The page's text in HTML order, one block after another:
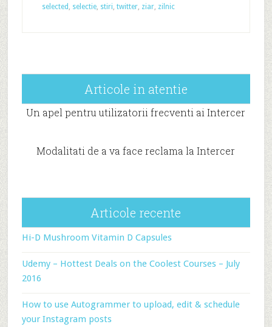
selected , selectie, stiri, twitter, ziar, zilnic
Articole in atentie
Un apel pentru utilizatorii frecventi ai Intercer
Modalitati de a va face reclama la Intercer
Articole recente
Hi-D Mushroom Vitamin D Capsules
Udemy – Hottest Deals on the Coolest Courses – July
2016
How to use Autogrammer to upload, edit & schedule
your Instagram posts